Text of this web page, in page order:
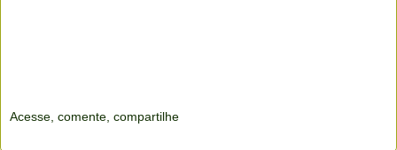
Acesse, comente, compartilhe